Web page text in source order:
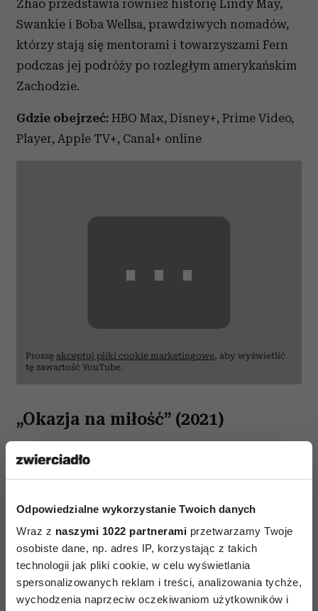
Odpowiedzialne wykorzystanie Twoich danych
Wraz z naszymi 1022 partnerami przetwarzamy Twoje
osobiste dane, np. adres IP, korzystając z takich
technologii jak pliki cookie, w celu wyświetlania
spersonalizowanych reklam i treści, analizowania tychże,
wychodzenia naprzeciw oczekiwaniom użytkowników i
Zhao przedstawia również historię Lindy May,
Swankie i Boba Wellsa, prawdziwych nomadów,
którzy stają się mentorami i towarzyszami Fern
podczas jej podróży po rozległym amerykańskim
Zachodzie.
Gdzie obejrzeć: HBO Max, Disney+, Prime Video,
Player, Apple TV+, Canal+ online
⋯
Proszę akceptuj pliki cookie marketingowe, aby wyświetlić
tę zawartość YouTube.
„Okazja na miłość” (2021)
rodzinnego miasteczka i próbie odbudowania
(Sigourney Weaver) jest cenioną i pewną siebie
agentką nieruchomości. Gdy pewnego dnia
niespodziewanie spotyka dawną miłość, jej
poukładane życie zaczyna się sypać. Rozpalając
długo skrywane uczucia i rodzinne sekrety,